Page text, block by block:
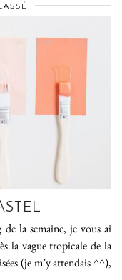
la semaine, je vous ai
la vague tropicale de la
(je m’y attendais ^^),